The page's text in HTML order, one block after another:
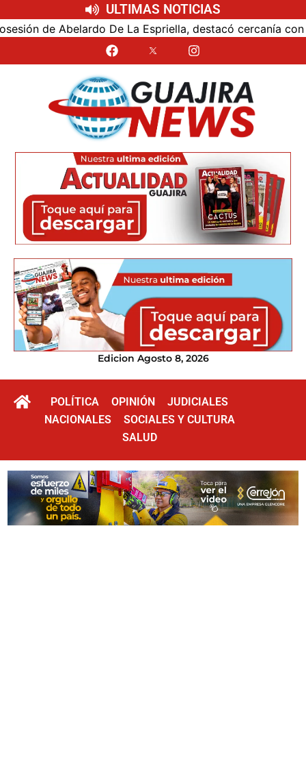
ULTIMAS NOTICIAS
Abelardo De La Espriella, destacó cercanía con el
Edicion Agosto 8, 2026
POLÍTICA OPINIÓN
JUDICIALES
NACIONALES
SOCIALES Y CULTURA
SALUD